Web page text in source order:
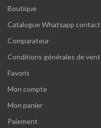
Boutique
Catalogue Whatsapp contact
Comparateur
Conditions générales de
Favoris
Mon compte
Mon panier
Paiement